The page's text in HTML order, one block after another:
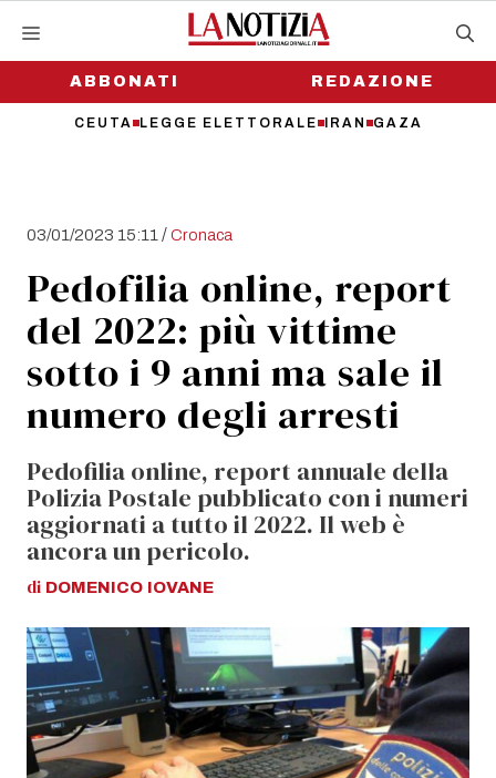
contenutoABBONATI
CEUTA LEGGE ELETTORALE IRAN GAZA
REDAZIONE
03/01/2023 15:11 /Cronaca
Pedofilia online, report
del 2022: più vittime
sotto i 9 anni ma sale il
numero degli arresti
Pedofilia online, report annuale della
Polizia Postale pubblicato con i numeri
aggiornati a tutto il 2022. Il web è
ancora un pericolo.
di DOMENICO IOVANE